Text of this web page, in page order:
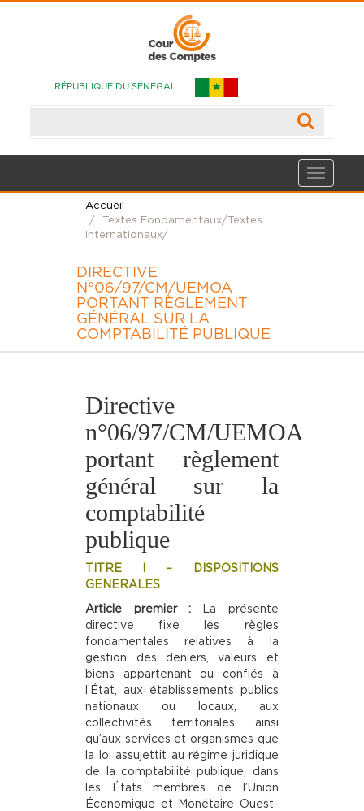
RÉPUBLIQUE DU SÉNÉGAL
Accueil
Textes Fondamentaux/Textes
internationaux/
DIRECTIVE
N°06/97/CM/UEMOA
PORTANT RÈGLEMENT
GÉNÉRAL SUR LA
COMPTABILITÉ PUBLIQUE
Directive
n°06/97/CM/UEMOA
portant règlement
général sur la
comptabilité
publique
TITRE I – DISPOSITIONS
GENERALES
Article premier :
La présente
directive fixe les règles
fondamentales relatives à la
gestion des deniers, valeurs et
biens appartenant ou confiés à
l’État, aux établissements publics
nationaux ou locaux, aux
collectivités territoriales ainsi
qu’aux services et organismes que
la loi assujettit au régime juridique
de la comptabilité publique, dans
les États membres de l’Union
Économique et Monétaire Ouest-